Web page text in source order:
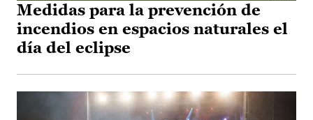
Medidas para la prevención de
incendios en espacios naturales el
día del eclipse